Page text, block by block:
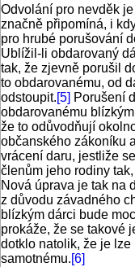
Odvolání pro nevděk
značně připomíná, i
pro hrubé porušování
Ublížil-li obdarovaný
tak, že zjevně porušil
to obdarovanému, od
odstoupit.[5] Porušení
obdarovanému
že to odůvodňují
občanského zákoníku
vrácení daru, jestliže
členům jeho rodiny
Nová úprava je tak na
z důvodu závadného
blízkým dárci bude
prokáže, že se takové
dotklo natolik, že je
samotnému.[6]